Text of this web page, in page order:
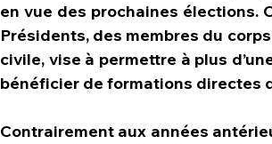
en vue des prochaines élections.
Présidents, des membres du
civile, vise à permettre à plus
bénéficier de formations directes
Contrairement aux années